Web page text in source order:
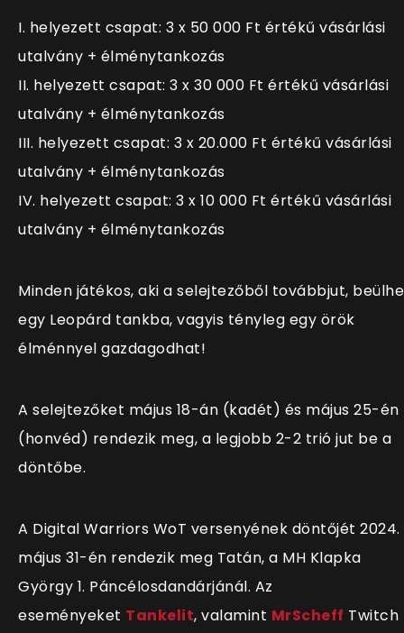
I. helyezett csapat: 3 x 50 000 Ft értékű vásárlási
utalvány + élménytankozás
II. helyezett csapat: 3 x 30 000 Ft értékű vásárlási
utalvány + élménytankozás
III. helyezett csapat: 3 x 20.000 Ft értékű vásárlási
utalvány + élménytankozás
IV. helyezett csapat: 3 x 10 000 Ft értékű vásárlási
utalvány + élménytankozás
Minden játékos, aki a selejtezőből továbbjut,
egy Leopárd tankba, vagyis tényleg egy örök
élménnyel gazdagodhat!
A selejtezőket május 18-án (kadét) és május 25-én
(honvéd) rendezik meg, a legjobb 2-2 trió jut be a
döntőbe.
A Digital Warriors WoT versenyének döntőjét 2024.
május 31-én rendezik meg Tatán, a MH Klapka
György 1. Páncélosdandárjánál. Az
eseményeket Tankelit, valamint MrScheff Twitch